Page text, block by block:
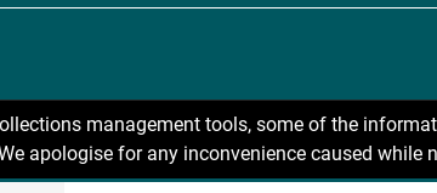
management tools, some of the
apologise for any inconvenience caused while